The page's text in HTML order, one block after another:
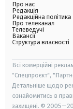
Про нас
Редакція
Редакційна політика
Про телеканал
Телеведучі
Вакансії
Структура власності
Всі комерційні
"Спецпроєкт",
Детальніше щодо
ознайомитись в
захищені. ©